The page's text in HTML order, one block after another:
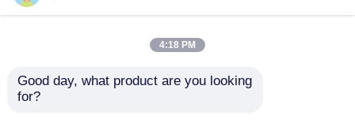
যোগাযোগ করুন
4:18 PM
Good day, what product are you looking
for?